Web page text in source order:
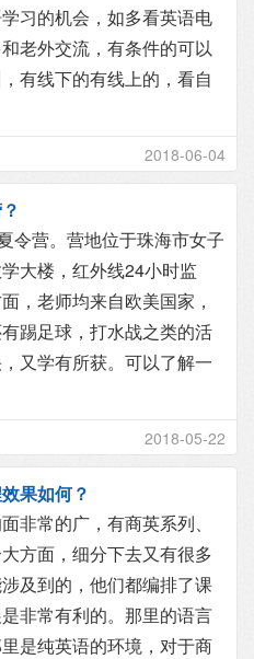
习的机会，如多看英语电
老外交流，有条件的可以
有线下的有线上的，看自
2018-06-04
令营。营地位于珠海市女子
大楼，红外线24小时监
，老师均来自欧美国家，
踢足球，打水战之类的活
又学有所获。可以了解一
2018-05-22
果如何？
非常的广，有商英系列、
方面，细分下去又有很多
及到的，他们都编排了课
非常有利的。那里的语言
是纯英语的环境，对于商